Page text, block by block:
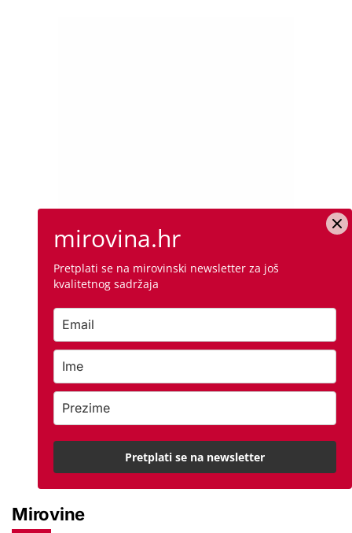
Mirovine
mirovina.hr
Pretplati se na mirovinski newsletter za još
kvalitetnog sadržaja
Pretplati se na newsletter